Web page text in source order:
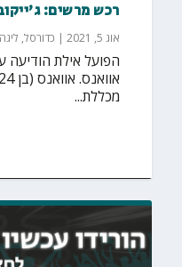
רכש מרשים:
אוג 5, 2021 | כדורסל, ליגה
הפועל אילת הודיעה
מכללת...